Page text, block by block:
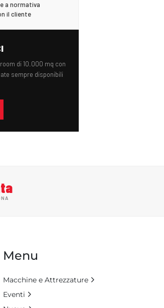
a normativa
il cliente
di 10.000 mq con
sempre disponibili
Menu
Macchine e Attrezzature
Eventi